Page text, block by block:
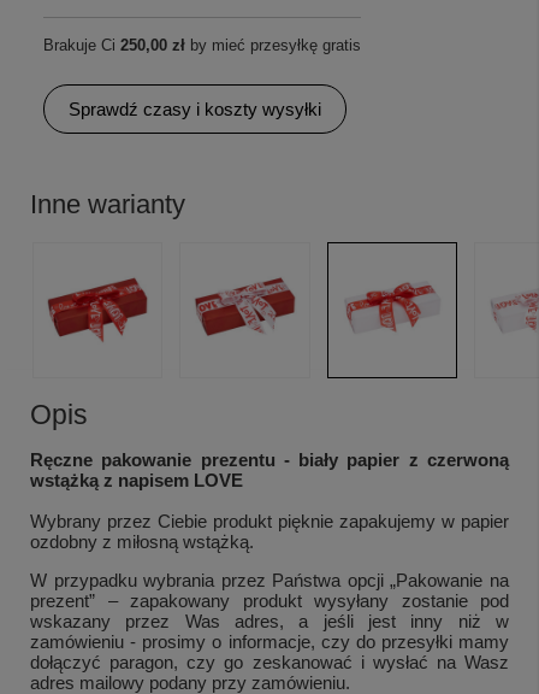
Brakuje Ci 250,00 zł by mieć przesyłkę gratis
Sprawdź czasy i koszty wysyłki
Inne warianty
Opis
Ręczne pakowanie prezentu - biały papier z czerwoną
wstążką z napisem LOVE
Wybrany przez Ciebie produkt pięknie zapakujemy w papier
ozdobny z miłosną wstążką.
W przypadku wybrania przez Państwa opcji „Pakowanie na
prezent” – zapakowany produkt wysyłany zostanie pod
wskazany przez Was adres, a jeśli jest inny niż w
zamówieniu - prosimy o informacje, czy do przesyłki mamy
dołączyć paragon, czy go zeskanować i wysłać na Wasz
adres mailowy podany przy zamówieniu.